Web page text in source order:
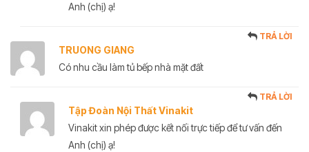
Anh (chị) ạ!
TRUONG GIANG
TRẢ LỜI
Có nhu cầu làm tủ bếp nhà mặt đất
Tập Đoàn Nội Thất Vinakit
TRẢ LỜI
Vinakit xin phép được kết nối trực tiếp để tư vấn đến
Anh (chị) ạ!